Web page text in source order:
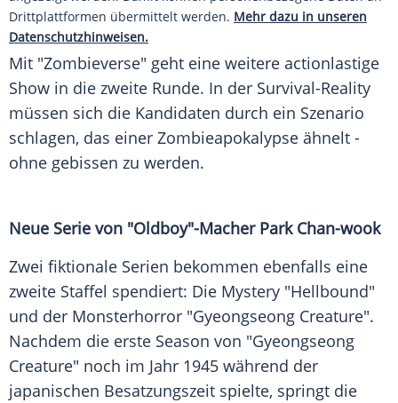
Drittplattformen übermittelt werden. Mehr dazu in unseren
Datenschutzhinweisen.
Mit "Zombieverse" geht eine weitere actionlastige
Show in die zweite Runde. In der Survival-Reality
müssen sich die Kandidaten durch ein Szenario
schlagen, das einer Zombieapokalypse ähnelt -
ohne gebissen zu werden.
Neue Serie von "Oldboy"-Macher Park Chan-wook
Zwei fiktionale Serien bekommen ebenfalls eine
zweite Staffel spendiert: Die Mystery "Hellbound"
und der Monsterhorror "Gyeongseong Creature".
Nachdem die erste Season von "Gyeongseong
Creature" noch im Jahr 1945 während der
japanischen Besatzungszeit spielte, springt die